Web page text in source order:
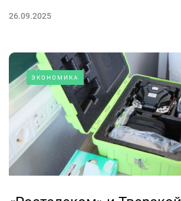
26.09.2025
ЭКОНОМИКА